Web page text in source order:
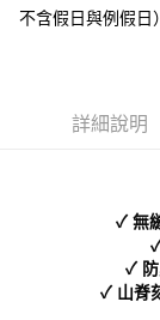
１．於結帳方式選
※ 請注意：結帳手
客戶支援中心」
１．透過由恩沛科
付款後 全家取貨
每筆NT$70，滿
每筆NT$90，滿
不含假日與例假日
詳細說明
✓ 無
✓ 防
✓ 山脊